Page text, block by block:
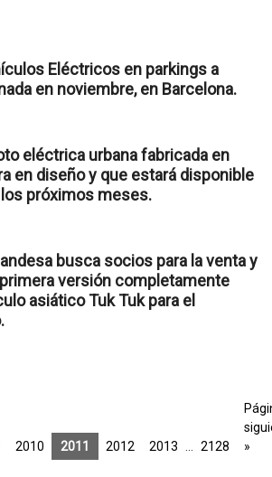
Eléctricos en parkings a
en noviembre, en Barcelona.
eléctrica urbana fabricada en
en diseño y que estará disponible
próximos meses.
busca socios para la venta y
versión completamente
asiático Tuk Tuk para el
2010 2011 2012 2013 2128
»